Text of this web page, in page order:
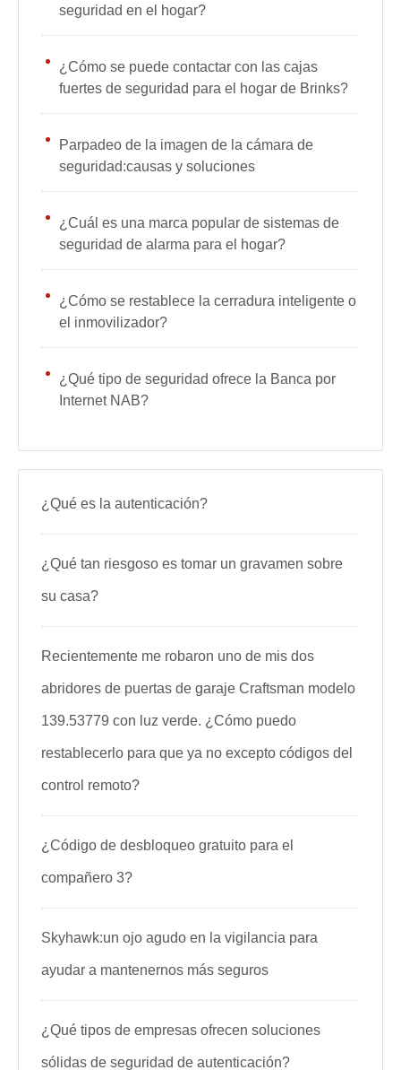
seguridad en el hogar?
¿Cómo se puede contactar con las cajas
fuertes de seguridad para el hogar de Brinks?
Parpadeo de la imagen de la cámara de
seguridad:causas y soluciones
¿Cuál es una marca popular de sistemas de
seguridad de alarma para el hogar?
¿Cómo se restablece la cerradura inteligente o
el inmovilizador?
¿Qué tipo de seguridad ofrece la Banca por
Internet NAB?
¿Qué es la autenticación?
¿Qué tan riesgoso es tomar un gravamen sobre
su casa?
Recientemente me robaron uno de mis dos
abridores de puertas de garaje Craftsman modelo
139.53779 con luz verde. ¿Cómo puedo
restablecerlo para que ya no excepto códigos del
control remoto?
¿Código de desbloqueo gratuito para el
compañero 3?
Skyhawk:un ojo agudo en la vigilancia para
ayudar a mantenernos más seguros
¿Qué tipos de empresas ofrecen soluciones
sólidas de seguridad de autenticación?